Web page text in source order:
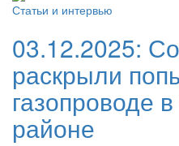
Статьи и интервью
03.12.2025:
раскрыли
газопроводе
районе